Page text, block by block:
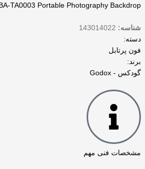
TA0003 Portable Photography Backdrop
شناسه: 143014022
دسته‌:
فون پرتابل
برند:
گودکس - Godox
مشخصات فنی مهم